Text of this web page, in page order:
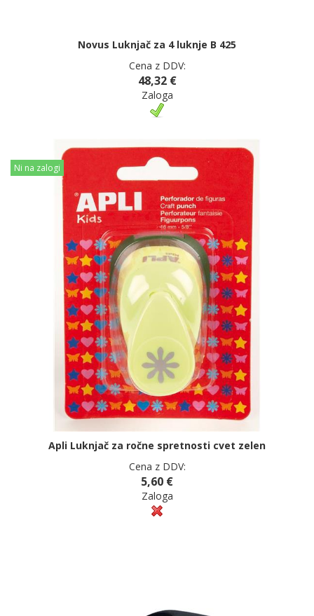
Novus Luknjač za 4 luknje B 425
Cena z DDV:
48,32 €
Zaloga
Ni na zalogi
Apli Luknjač za ročne spretnosti cvet zelen
Cena z DDV:
5,60 €
Zaloga